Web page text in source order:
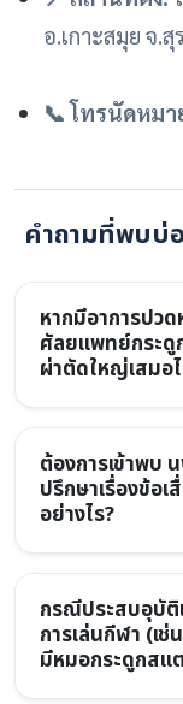
อ.เกาะสมุย จ.
📞 โทรนัดหม
คำถามที่พบบ่
หากมีอาการปวด
ศัลยแพทย์กระ
ผ่าตัดใหญ่เสมอ
ต้องการเข้าพบ
ปรึกษาเรื่องข้อ
อย่างไร?
กรณีประสบอุบัติ
การเล่นกีฬา (เช่
มีหมอกระดูกสแ